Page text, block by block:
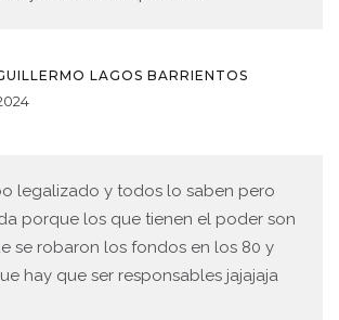
LAGOS BARRIENTOS
legalizado y todos lo saben pero
porque los que tienen el poder son
se robaron los fondos en los 80 y
hay que ser responsables jajajaja